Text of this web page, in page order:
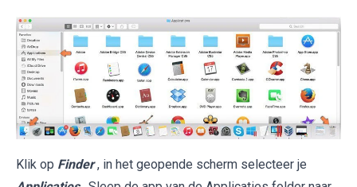
Klik op Finder , in het geopende scherm selecteer je